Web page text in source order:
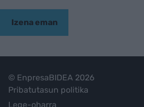
Izena eman
© EnpresaBIDEA 2026
Pribatutasun politika
Lege-oharra